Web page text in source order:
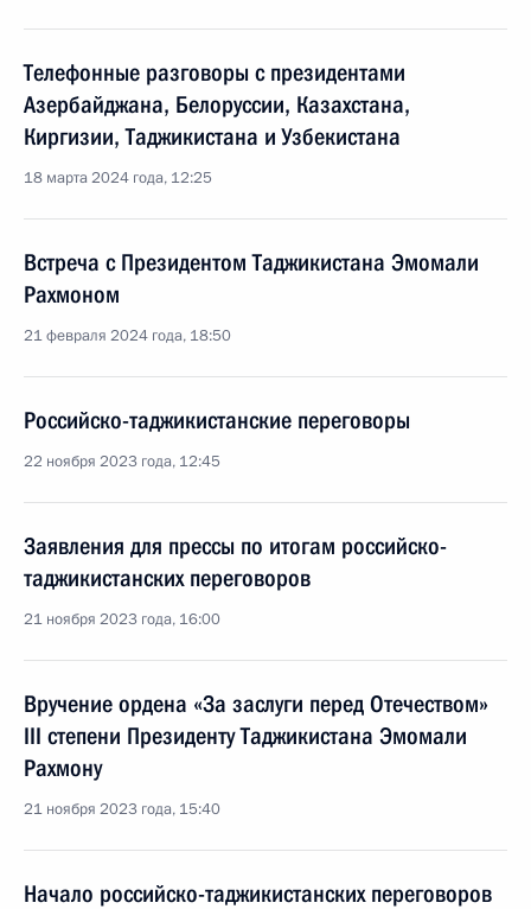
Телефонные разговоры с президентами
Азербайджана, Белоруссии, Казахстана,
Киргизии, Таджикистана и Узбекистана
18 марта 2024 года, 12:25
Встреча с Президентом Таджикистана Эмомали
Рахмоном
21 февраля 2024 года, 18:50
Российско-таджикистанские переговоры
22 ноября 2023 года, 12:45
Заявления для прессы по итогам российско-
таджикистанских переговоров
21 ноября 2023 года, 16:00
Вручение ордена «За заслуги перед Отечеством»
III степени Президенту Таджикистана Эмомали
Рахмону
21 ноября 2023 года, 15:40
Начало российско-таджикистанских переговоров